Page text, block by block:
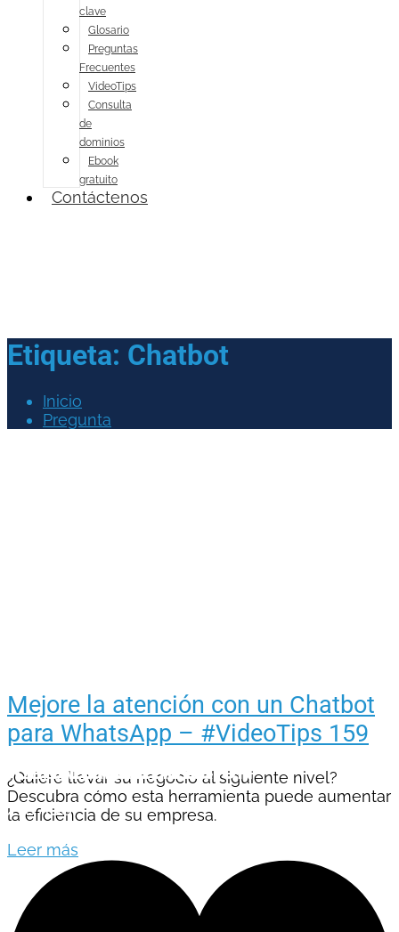
clave
Glosario
Preguntas
Frecuentes
VideoTips
Consulta
de
dominios
Ebook
gratuito
Contáctenos
Etiqueta: Chatbot
Inicio
Pregunta
Mejore la atención con un Chatbot
para WhatsApp – #VideoTips 159
¿Quiere llevar su negocio al siguiente nivel?
Descubra cómo esta herramienta puede aumentar
la eficiencia de su empresa.
Leer más
SOLICITAR COTIZACIÓN
CLIC AQUÍ
VERWEBINAR
CLIC AQUÍ
DESCARGAR EBOOK
CLIC AQUÍ